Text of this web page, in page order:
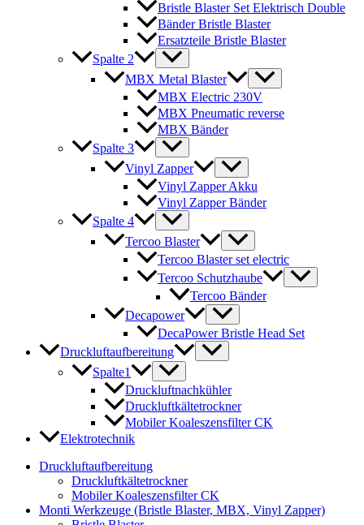
Bristle Blaster Set Elektrisch Double
Bänder Bristle Blaster
Ersatzteile Bristle Blaster
Spalte 2
MBX Metal Blaster
MBX Electric 230V
MBX Pneumatic reverse
MBX Bänder
Spalte 3
Vinyl Zapper
Vinyl Zapper Akku
Vinyl Zapper Bänder
Spalte 4
Tercoo Blaster
Tercoo Blaster set electric
Tercoo Schutzhaube
Tercoo Bänder
Decapower
DecaPower Bristle Head Set
Druckluftaufbereitung
Spalte1
Druckluftnachkühler
Druckluftkältetrockner
Mobiler Koaleszensfilter CK
Elektrotechnik
Druckluftaufbereitung
Druckluftkältetrockner
Mobiler Koaleszensfilter CK
Monti Werkzeuge (Bristle Blaster, MBX, Vinyl Zapper)